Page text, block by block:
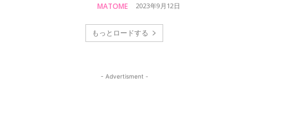
MATOME 2023年9月12日
もっとロードする
- Advertisment -